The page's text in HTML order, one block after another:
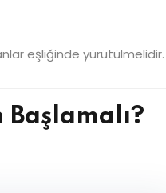
eşliğinde yürütülmelidir.